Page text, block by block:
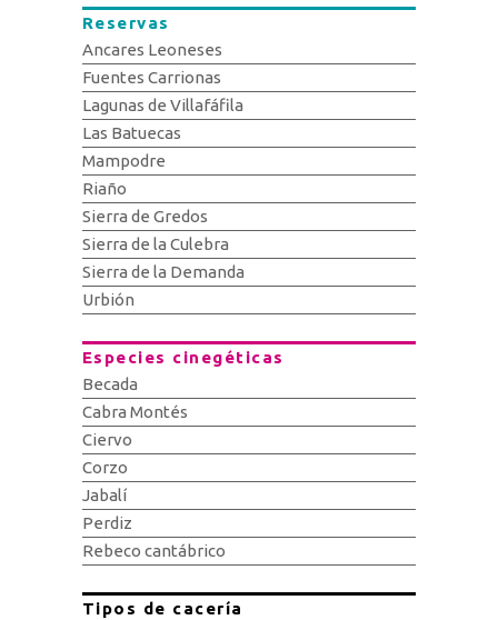
Reservas
Ancares Leoneses
Fuentes Carrionas
Lagunas de Villafáfila
Las Batuecas
Mampodre
Riaño
Sierra de Gredos
Sierra de la Culebra
Sierra de la Demanda
Urbión
Especies cinegéticas
Becada
Cabra Montés
Ciervo
Corzo
Jabalí
Perdiz
Rebeco cantábrico
Tipos de cacería